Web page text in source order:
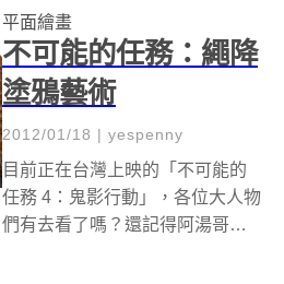
具車的時候，各位大人物們有沒
有曾經幻想過...
平面繪畫
不可能的任務：繩降
塗鴉藝術
2012/01/18 | yespenny
目前正在台灣上映的「不可能的
任務 4：鬼影行動」，各位大人物
們有去看了嗎？還記得阿湯哥出